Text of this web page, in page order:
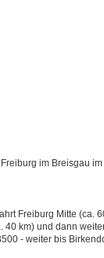
im Breisgau
km) und dann
bis Birkendorf.